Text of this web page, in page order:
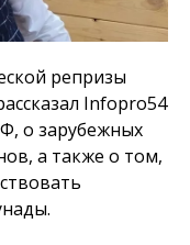
репризы
Infopro54
о зарубежных
а также о том,